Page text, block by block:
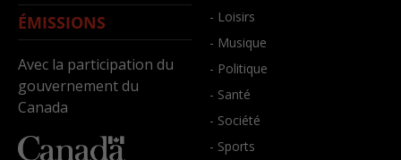
ÉMISSIONS
Avec la participation du
gouvernement du
Canada
- Loisirs
- Musique
- Politique
- Santé
- Société
- Sports